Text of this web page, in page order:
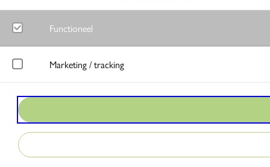
Functioneel
Noodzakelijk
Google Analytics
Bezoekersstatistieken en gebruik van de website worden anoniem
Matomo
Marketing / tracking
LinkedIn
Meet gedrag van websitebezoekers en wordt gebruikt om
Google Ads
Bij interactie met advertenties slaat Google gegevens op om